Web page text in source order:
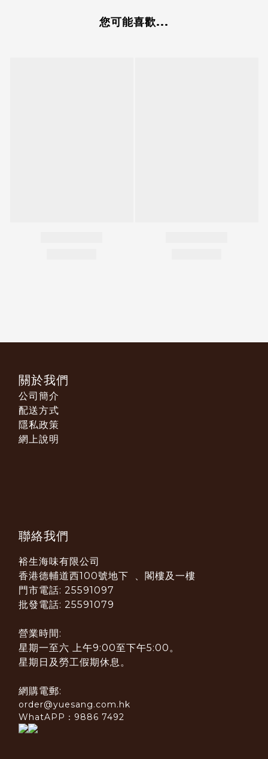
您可能喜歡...
關於我們
公司簡介
配送方式
隱私政策
網上說明
聯絡我們
裕生海味有限公司
香港德輔道西100號地下 、閣樓及一樓
門市電話: 25591097
批發電話: 25591079
營業時間:
星期一至六 上午9:00至下午5:00。
星期日及勞工假期休息。
網購電郵:
order@yuesang.com.hk
WhatAPP：9886 7492